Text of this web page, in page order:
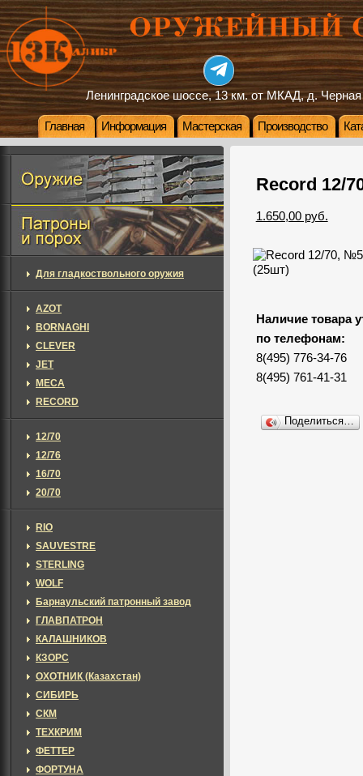
Ленинградское шоссе, 13 км. от МКАД, д. Черная
Главная Информация Мастерская Производство
Record 12/
1.650,00 руб.
Наличие товара
по телефонам:
8(495) 776-34-76
8(495) 761-41-31
Поделиться…
Для гладкоствольного оружия
AZOT
BORNAGHI
CLEVER
JET
MECA
RECORD
12/70
12/76
16/70
20/70
RIO
SAUVESTRE
STERLING
WOLF
Барнаульский патронный завод
ГЛАВПАТРОН
КАЛАШНИКОВ
КЗОРС
ОХОТНИК (Казахстан)
СИБИРЬ
СКМ
ТЕХКРИМ
ФЕТТЕР
ФОРТУНА